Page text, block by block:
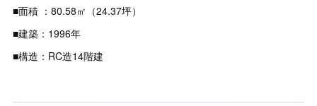
■面積 ：80.58㎡（24.37坪）
■建築：1996年
■構造：RC造14階建